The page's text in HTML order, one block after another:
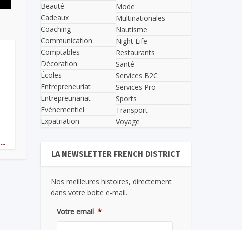
...
Beauté
Cadeaux
Coaching
Communication
Comptables
Décoration
Écoles
Entrepreneuriat
Entrepreunariat
Evènementiel
Expatriation
Mode
Multinationales
Nautisme
Night Life
Restaurants
Santé
Services B2C
Services Pro
Sports
Transport
Voyage
LA NEWSLETTER FRENCH DISTRICT
Nos meilleures histoires, directement
dans votre boite e-mail.
Votre email *